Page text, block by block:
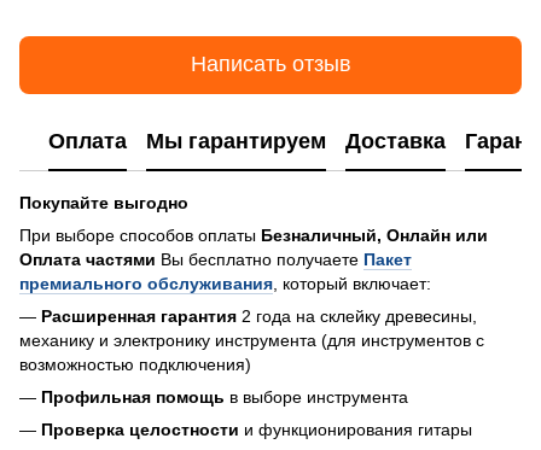
Написать отзыв
Оплата Мы гарантируем Доставка
Покупайте выгодно
При выборе способов оплаты Безналичный, Онлайн или
Оплата частями Вы бесплатно получаете Пакет
премиального обслуживания , который включает:
— Расширенная гарантия 2 года на склейку древесины,
механику и электронику инструмента (для инструментов с
возможностью подключения)
— Профильная помощь в выборе инструмента
— Проверка целостности и функционирования гитары